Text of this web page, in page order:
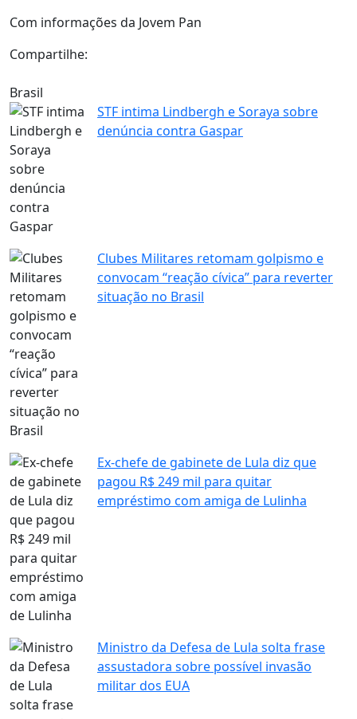
Com informações da Jovem Pan
Compartilhe:
Brasil
STF intima Lindbergh e Soraya sobre
denúncia contra Gaspar
Clubes Militares retomam golpismo e
convocam “reação cívica” para reverter
situação no Brasil
Ex-chefe de gabinete de Lula diz que
pagou R$ 249 mil para quitar
empréstimo com amiga de Lulinha
Ministro da Defesa de Lula solta frase
assustadora sobre possível invasão
militar dos EUA